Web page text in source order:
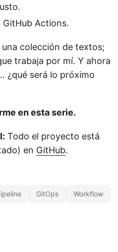
GitHub Actions.
colección de textos;
trabaja por mí. Y ahora
¿qué será lo próximo
en esta serie.
Todo el proyecto está
en GitHub.
GitOps Workflow